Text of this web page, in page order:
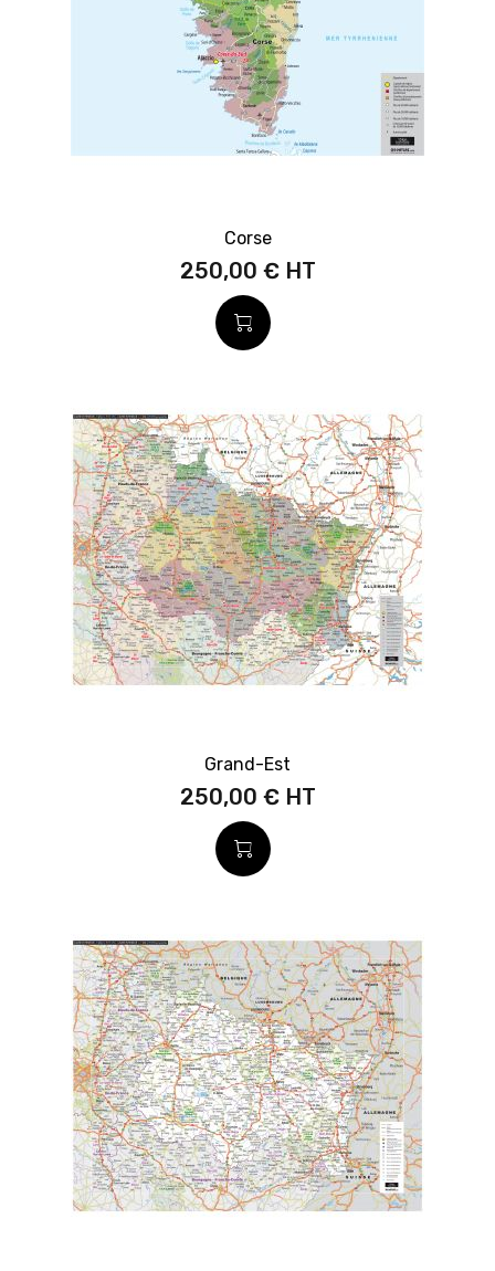
Corse
250,00 €
Grand-Est
250,00 €